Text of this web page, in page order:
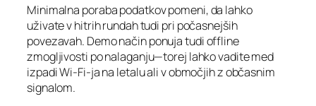
Minimalna poraba podatkov pomeni, da lahko
uživate v hitrih rundah tudi pri počasnejših
povezavah. Demo način ponuja tudi offline
zmogljivosti po nalaganju—torej lahko vadite med
izpadi Wi‑Fi-ja na letalu ali v območjih z občasnim
signalom.